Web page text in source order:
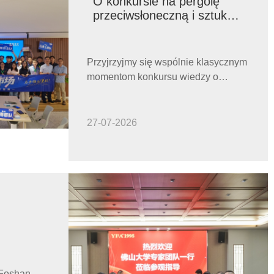
przeciwsłoneczną i sztukę
Przyjrzyjmy się wspólnie klasycznym
momentom konkursu wiedzy o
27-07-2026
Lihua